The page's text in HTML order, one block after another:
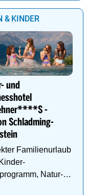
& KINDER
und
-
Schladming-
Familienurlaub
Natur-